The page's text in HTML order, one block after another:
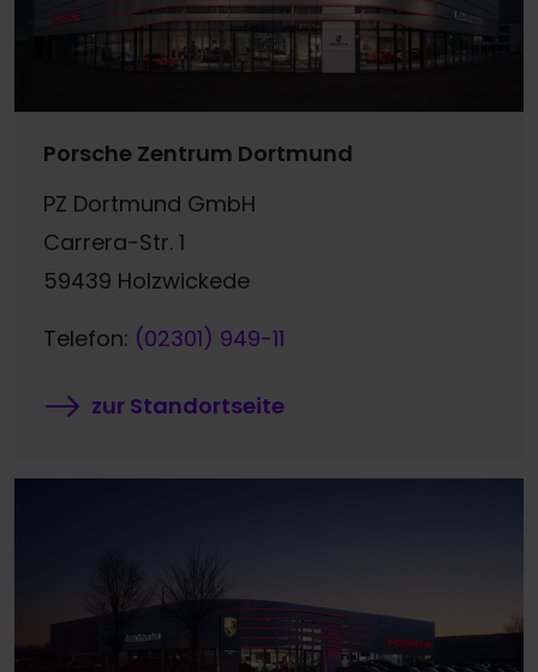
Porsche Zentrum Dortmund
PZ Dortmund GmbH
Carrera-Str. 1
59439 Holzwickede
Telefon: (02301) 949-11
zur Standortseite